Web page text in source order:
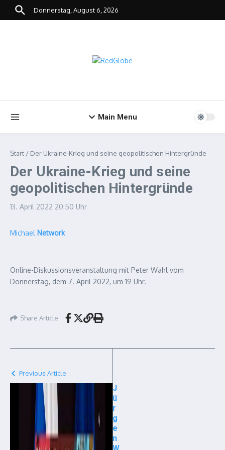
Zum Inhalt springen
Donnerstag, August 6, 2026
Main Menu
Start / Der Ukraine-Krieg und seine geopolitischen Hintergründe
Der Ukraine-Krieg und seine
geopolitischen Hintergründe
13. April 2022 20:50 Uhr
Michael Network
Online-Diskussionsveranstaltung mit Peter Wahl vom
Donnerstag, dem 7. April 2022, um 19 Uhr.
Share Article
Previous Article
J
ü
r
g
e
n